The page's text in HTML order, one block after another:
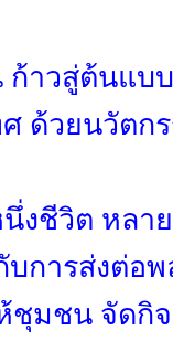
าวสู่ต้นแบบ
ศ ด้วยนวัต
งชีวิต หลา
การส่งต่อ
ชุมชน จัดกิ